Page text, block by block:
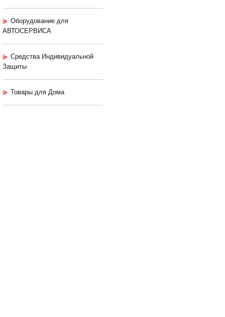
Оборудование для
АВТОСЕРВИСА
Средства Индивидуальной
Защиты
Товары для Дома